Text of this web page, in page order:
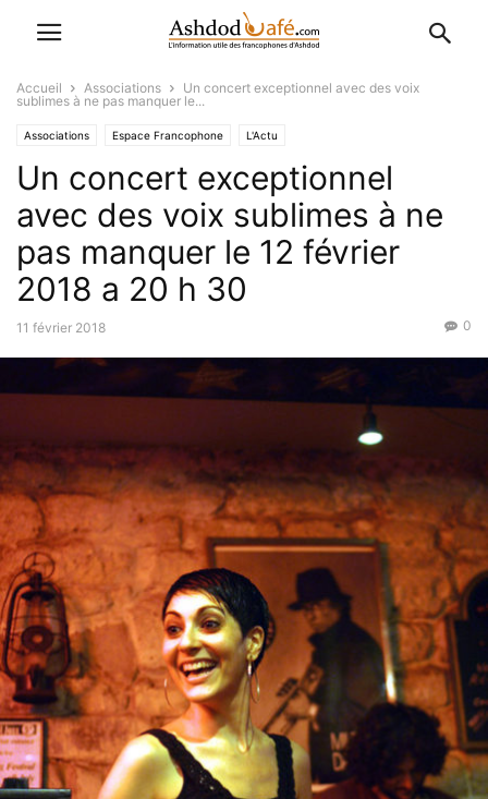
Accueil Associations
Un concert exceptionnel avec des voix
sublimes à ne pas manquer le...
Associations Espace Francophone L'Actu
Un concert exceptionnel
avec des voix sublimes à ne
pas manquer le 12 février
2018 a 20 h 30
11 février 2018 0